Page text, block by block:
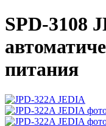
SPD-3108
питания